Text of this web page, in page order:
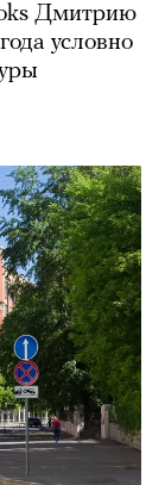
Дмитрию
условно